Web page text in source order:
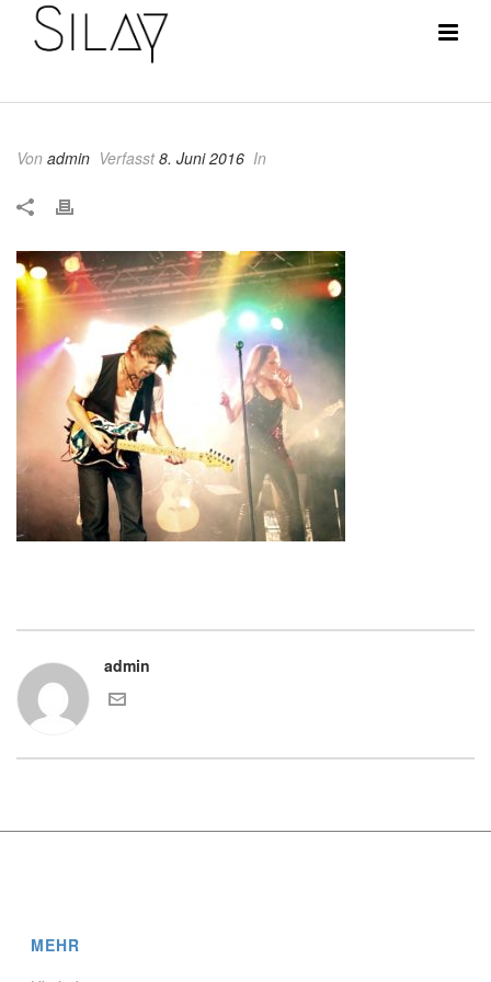
Von admin Verfasst8. Juni 2016 In
admin
MEHR